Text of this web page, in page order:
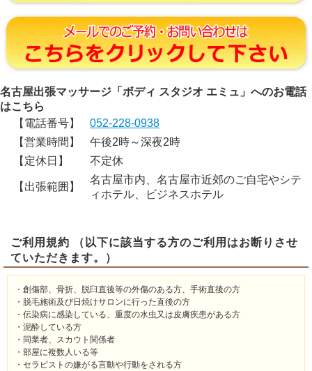
名古屋出張マッサージ「ボディ スタジオ エミュ」へのお電話
はこちら
【電話番号】
052-228-0938
【営業時間】
午後2時～深夜2時
【定休日】
不定休
【出張範囲】
名古屋市内、名古屋市近郊のご自宅やシテ
ィホテル、ビジネスホテル
ご利用規約 （以下に該当する方のご利用はお断りさせ
ていただきます。）
・創傷部、骨折、脱臼直後等の外傷のある方、手術直後の方
・脱毛施術及び日焼けサロンに行った直後の方
・伝染病に感染している、重度の水虫又は皮膚疾患がある方
・泥酔している方
・同業者、スカウト関係者
・部屋に複数人いる等
・セラピストの嫌がる言動や行動をされる方